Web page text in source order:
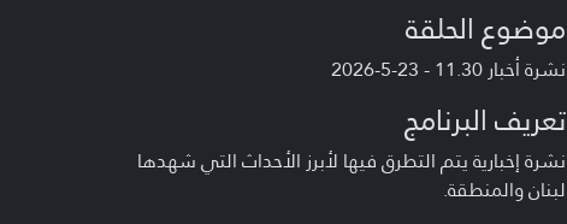
موضوع الحلقة
نشرة أخبار 11.30 - 23-5-2026
تعريف البرنامج
نشرة إخبارية يتم التطرق فيها لأبرز الأحداث التي شهدها
لبنان والمنطقة.